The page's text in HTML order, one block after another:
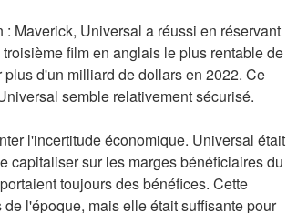
Maverick, Universal a réussi en réservant
film en anglais le plus rentable de
d'un milliard de dollars en 2022. Ce
semble relativement sécurisé.
l'incertitude économique. Universal était
capitaliser sur les marges bénéficiaires du
toujours des bénéfices. Cette
l'époque, mais elle était suffisante pour